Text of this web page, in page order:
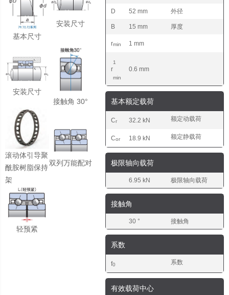
基本尺寸
安装尺寸
安装尺寸
接触角 30°
滚动体引导聚
酰胺树脂保持
架
双列万能配对
轻预紧
D 52 mm 外径
B 15 mm 厚度
rmin 1 mm
r
1
min
0.6 mm
基本额定载荷
Cr 32.2 kN 额定动载荷
Cor 18.9 kN 额定静载荷
极限轴向载荷
6.95 kN 极限轴向载荷
接触角
30 ° 接触角
系数
f0 系数
有效载荷中心